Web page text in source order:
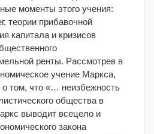
моменты этого учения:
теории прибавочной
капитала и кризисов
ренты. Рассмотрев в
учение Маркса,
том, что «… неизбежность
общества в
выводит всецело и
закона